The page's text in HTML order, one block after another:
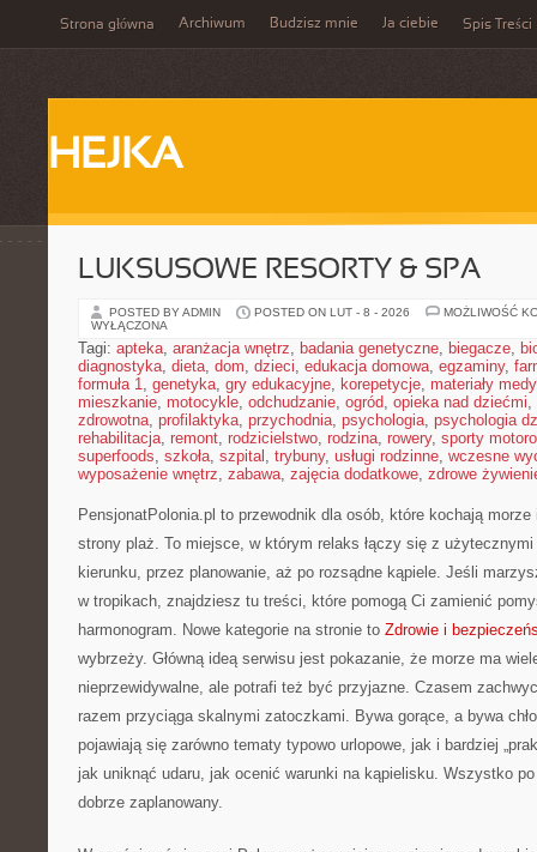
Strona główna Archiwum Budzisz mnie Ja ciebie Spis Treści
HEJKA
LUKSUSOWE RESORTY & SPA
POSTED BY ADMIN POSTED ON LUT - 8 - 2026
MOŻLIWOŚĆ
WYŁĄCZONA
Tagi: apteka, aranżacja wnętrz, badania genetyczne, biegacze,
diagnostyka, dieta, dom, dzieci, edukacja domowa, egzaminy,
formuła 1, genetyka, gry edukacyjne, korepetycje, materiały
mieszkanie, motocykle, odchudzanie, ogród, opieka nad dziećmi,
zdrowotna, profilaktyka, przychodnia, psychologia, psychologia
rehabilitacja, remont, rodzicielstwo, rodzina, rowery, sporty
superfoods, szkoła, szpital , trybuny, usługi rodzinne, wczesne
wyposażenie wnętrz, zabawa, zajęcia dodatkowe, zdrowe
PensjonatPolonia.pl to przewodnik dla osób, które kochają
strony plaż. To miejsce, w którym relaks łączy się z
kierunku, przez planowanie, aż po rozsądne kąpiele. Jeśli
w tropikach, znajdziesz tu treści, które pomogą Ci zamienić
harmonogram. Nowe kategorie na stronie to Zdrowie i
wybrzeży. Główną ideą serwisu jest pokazanie, że morze ma
nieprzewidywalne, ale potrafi też być przyjazne. Czasem
razem przyciąga skalnymi zatoczkami. Bywa gorące, a bywa
pojawiają się zarówno tematy typowo urlopowe, jak i bardziej
jak uniknąć udaru, jak ocenić warunki na kąpielisku. Wszystko
dobrze zaplanowany.